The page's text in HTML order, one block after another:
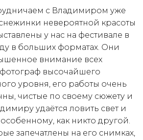
с Владимиром уже
невероятной красоты
у нас на фестивале в
в больших форматах. Они
внимание всех
высочайшего
уровня, его работы очень
чистые по своему сюжету и
удаётся ловить свет и
как никто другой.
запечатлены на его снимках,